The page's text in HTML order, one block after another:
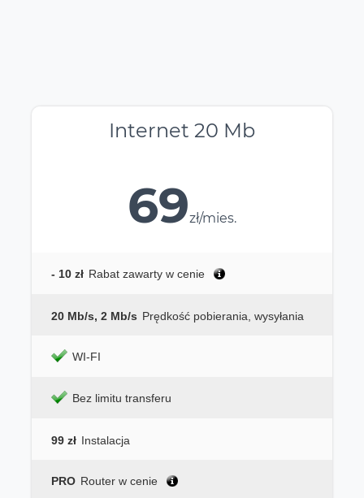
Internet 20 Mb
69zł/mies.
- 10 zł Rabat zawarty w cenie
20 Mb/s, 2 Mb/s Prędkość pobierania, wysyłania
WI-FI
Bez limitu transferu
99 zł Instalacja
PRO Router w cenie